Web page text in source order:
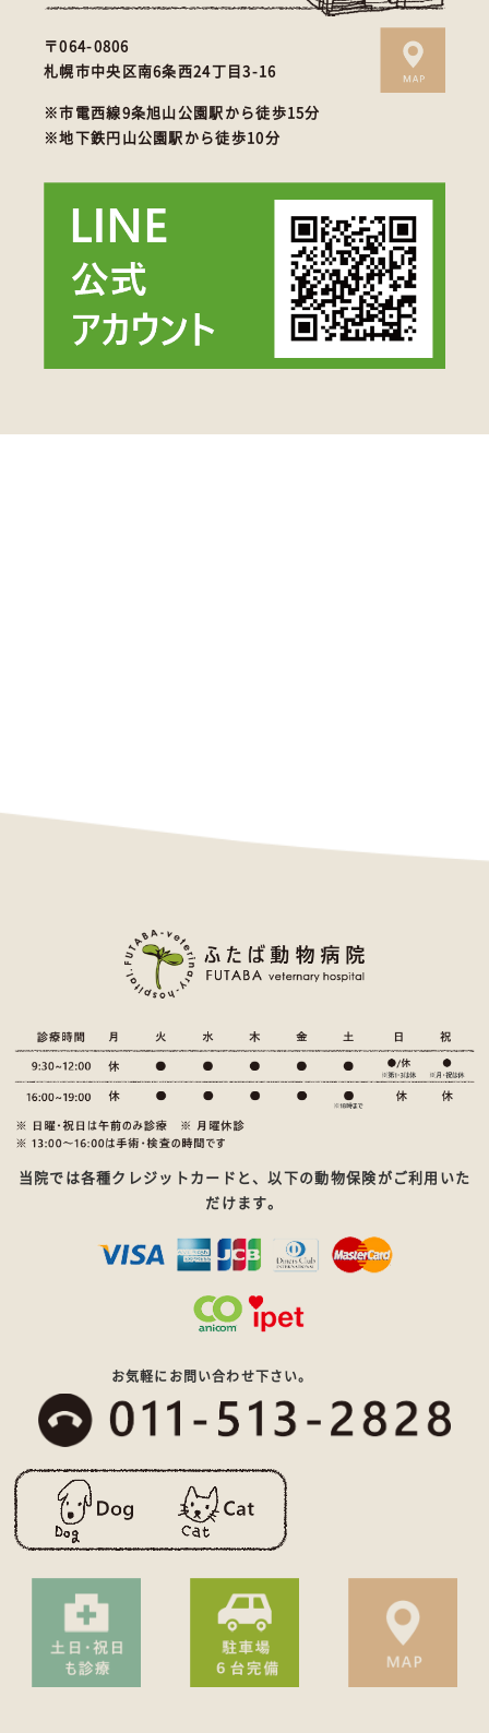
〒064-0806
札幌市中央区南6条西24丁目3-16
※市電西線9条旭山公園駅から徒歩15分
※地下鉄円山公園駅から徒歩10分
当院では各種クレジットカードと、以下の動物保険がご利用いた
だけます。
お気軽にお問い合わせ下さい。